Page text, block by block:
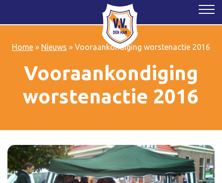
Home» Nieuws » Vooraankondiging worstenactie 2016
Vooraankondiging
worstenactie 2016